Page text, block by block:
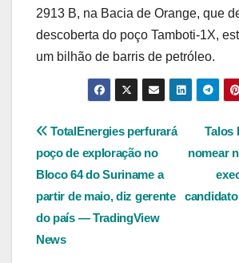
2913 B, na Bacia de Orange, que
descoberta do poço Tamboti-1X,
um bilhão de barris de petróleo.
Navegação
de
Post
Talos
nomear
TotalEnergies perfurará
poço de exploração no
Bloco 64 do Suriname a
partir de maio, diz gerente
do país — TradingView
News